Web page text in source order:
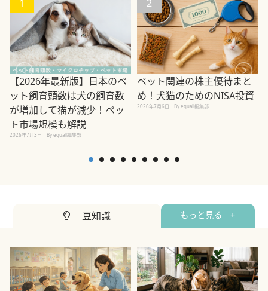
1
【2026年最新版】日本のペ
ット飼育頭数は犬の飼育数
が増加して猫が減少！ペッ
ト市場規模も解説
2026年7月3日 By equall編集部
2
ペット関連の株主優待まと
め！犬猫のためのNISA投資
2026年7月6日 By equall編集部
豆知識 もっと見る +